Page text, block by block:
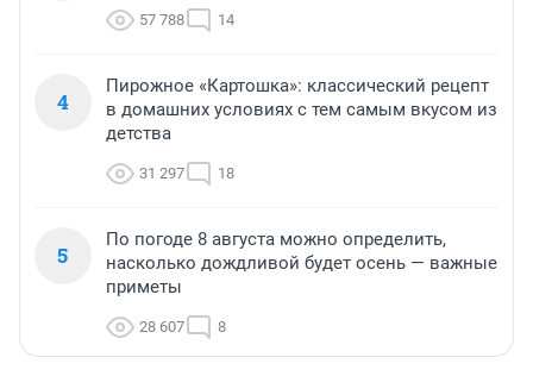
57 788 14
4
Пирожное «Картошка»: классический рецепт
в домашних условиях с тем самым вкусом из
детства
31 297 18
5
По погоде 8 августа можно определить,
насколько дождливой будет осень — важные
приметы
28 607 8